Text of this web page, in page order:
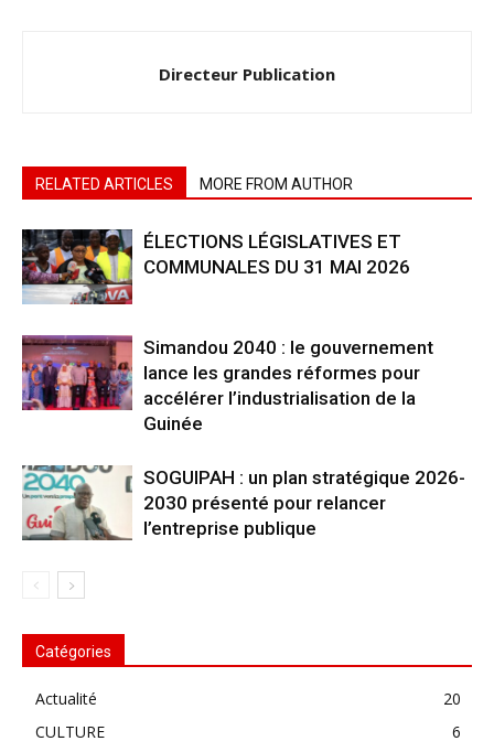
Directeur Publication
RELATED ARTICLES MORE FROM AUTHOR
ÉLECTIONS LÉGISLATIVES ET
COMMUNALES DU 31 MAI 2026
Simandou 2040 : le gouvernement
lance les grandes réformes pour
accélérer l’industrialisation de la
Guinée
SOGUIPAH : un plan stratégique 2026-
2030 présenté pour relancer
l’entreprise publique
Catégories
Actualité
20
CULTURE
6